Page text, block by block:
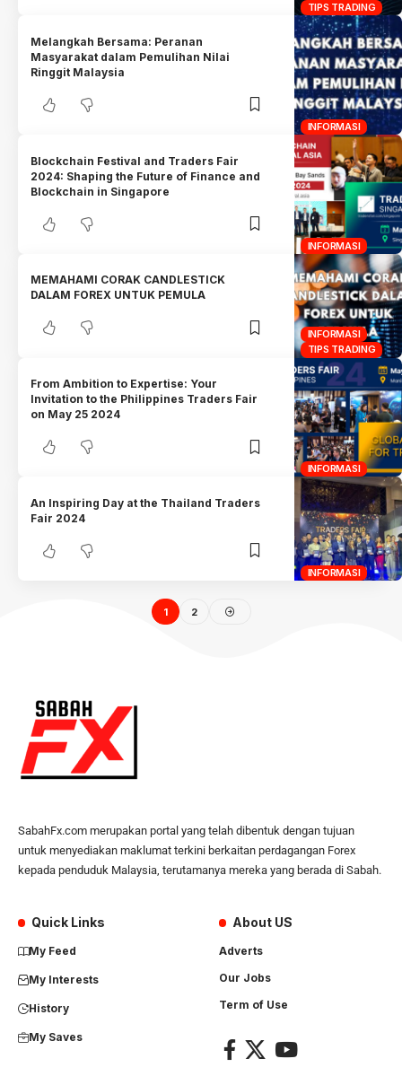
TIPS TRADING
INFORMASI
Melangkah Bersama: Peranan
Masyarakat dalam Pemulihan Nilai
Ringgit Malaysia
INFORMASI
Blockchain Festival and Traders Fair
2024: Shaping the Future of Finance and
Blockchain in Singapore
INFORMASI
TIPS TRADING
MEMAHAMI CORAK CANDLESTICK
DALAM FOREX UNTUK PEMULA
INFORMASI
From Ambition to Expertise: Your
Invitation to the Philippines Traders Fair
on May 25 2024
INFORMASI
An Inspiring Day at the Thailand Traders
Fair 2024
1 2
SabahFx.com merupakan portal yang telah dibentuk dengan tujuan
untuk menyediakan maklumat terkini berkaitan perdagangan Forex
kepada penduduk Malaysia, terutamanya mereka yang berada di Sabah.
Quick Links
My Feed
My Interests
History
My Saves
About US
Adverts
Our Jobs
Term of Use